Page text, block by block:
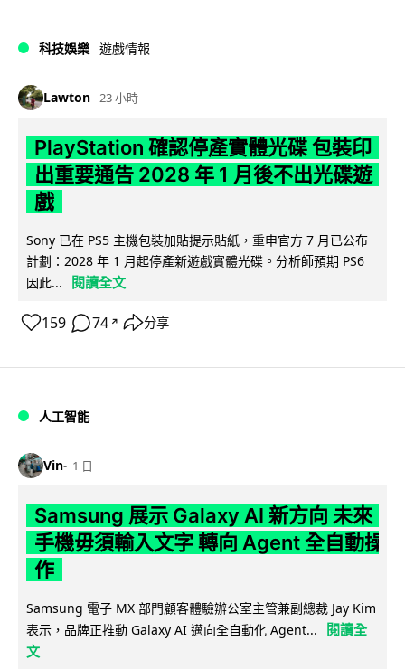
科技娛樂 遊戲情報
Lawton 23 小時
PlayStation 確認停產實體光碟 包裝印
出重要通告 2028 年 1 月後不出光碟遊
戲
Sony 已在 PS5 主機包裝加貼提示貼紙，重申官方 7 月已公布
計劃：2028 年 1 月起停產新遊戲實體光碟。分析師預期 PS6
因此...
閱讀全文
159 74 ↗ 分享
人工智能
Vin 1 日
Samsung 展示 Galaxy AI 新方向 未來
手機毋須輸入文字 轉向 Agent 全自動操
作
Samsung 電子 MX 部門顧客體驗辦公室主管兼副總裁 Jay Kim
表示，品牌正推動 Galaxy AI 邁向全自動化 Agent...
閱讀全
文